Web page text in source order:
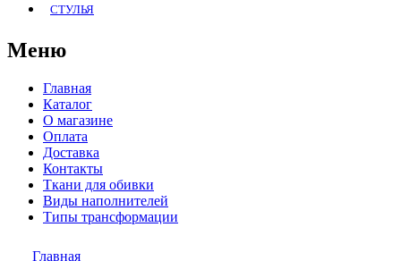
СТУЛЬЯ
Меню
Главная
Каталог
О магазине
Оплата
Доставка
Контакты
Ткани для обивки
Виды наполнителей
Типы трансформации
Главная